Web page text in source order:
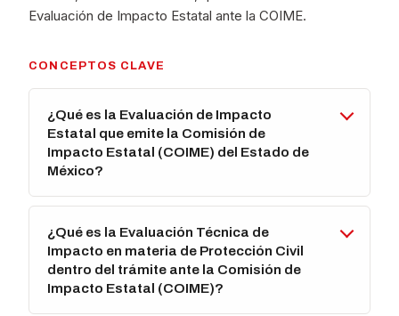
Evaluación de Impacto Estatal ante la COIME.
CONCEPTOS CLAVE
¿Qué es la Evaluación de Impacto
Estatal que emite la Comisión de
Impacto Estatal (COIME) del Estado de
México?
¿Qué es la Evaluación Técnica de
Impacto en materia de Protección Civil
dentro del trámite ante la Comisión de
Impacto Estatal (COIME)?